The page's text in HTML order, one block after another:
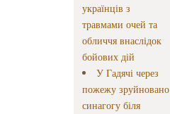
українців з
травмами очей та
обличчя внаслідок
бойових дій
У Гадячі через
пожежу зруйновано
синагогу біля